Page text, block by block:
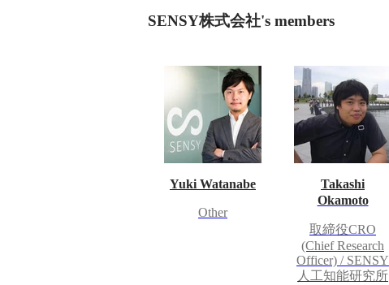
SENSY株式会社's members
Yuki Watanabe
Other
Takashi
Okamoto
取締役CRO
(Chief Research
Officer) / SENSY
人工知能研究所